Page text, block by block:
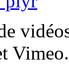
Vimeo.